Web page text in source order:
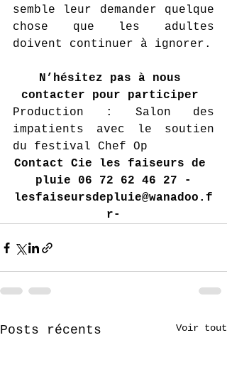
semble leur demander quelque
chose que les adultes
N’hésitez pas à nous
contacter pour participer
Production : Salon des
impatients avec le soutien
du festival Chef Op
Contact Cie les faiseurs de
pluie 06 72 62 46 27 -
lesfaiseursdepluie@wanadoo.f
r-
Posts récents Voir tout